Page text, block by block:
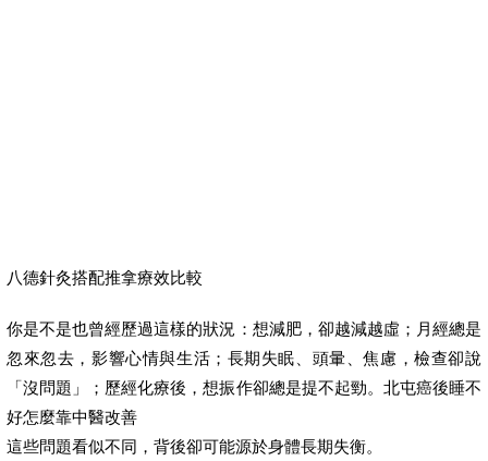
八德針灸搭配推拿療效比較
你是不是也曾經歷過這樣的狀況：想減肥，卻越減越虛；月經總是
忽來忽去，影響心情與生活；長期失眠、頭暈、焦慮，檢查卻說
「沒問題」；歷經化療後，想振作卻總是提不起勁。北屯癌後睡不
好怎麼靠中醫改善
這些問題看似不同，背後卻可能源於身體長期失衡。